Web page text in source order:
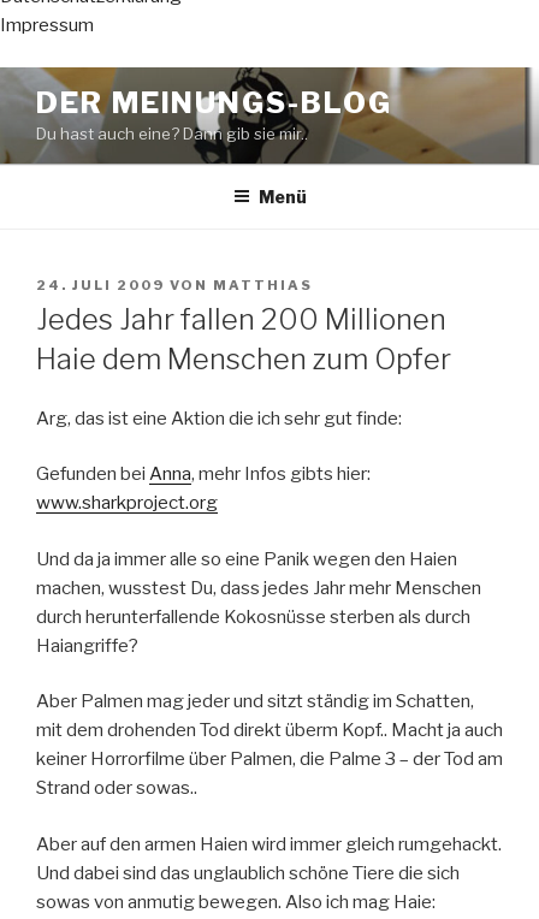
Impressum
Zum
Inhalt
springen
DER MEINUNGS-BLOG
Du hast auch eine? Dann gib sie mir..
Menü
VERÖFFENTLICHT
AM
24. JULI 2009 VON MATTHIAS
Jedes Jahr fallen 200 Millionen
Haie dem Menschen zum Opfer
Arg, das ist eine Aktion die ich sehr gut finde:
Gefunden bei Anna, mehr Infos gibts hier:
www.sharkproject.org
Und da ja immer alle so eine Panik wegen den Haien
machen, wusstest Du, dass jedes Jahr mehr Menschen
durch herunterfallende Kokosnüsse sterben als durch
Haiangriffe?
Aber Palmen mag jeder und sitzt ständig im Schatten,
mit dem drohenden Tod direkt überm Kopf.. Macht ja auch
keiner Horrorfilme über Palmen, die Palme 3 – der Tod am
Strand oder sowas..
Aber auf den armen Haien wird immer gleich rumgehackt.
Und dabei sind das unglaublich schöne Tiere die sich
sowas von anmutig bewegen. Also ich mag Haie: